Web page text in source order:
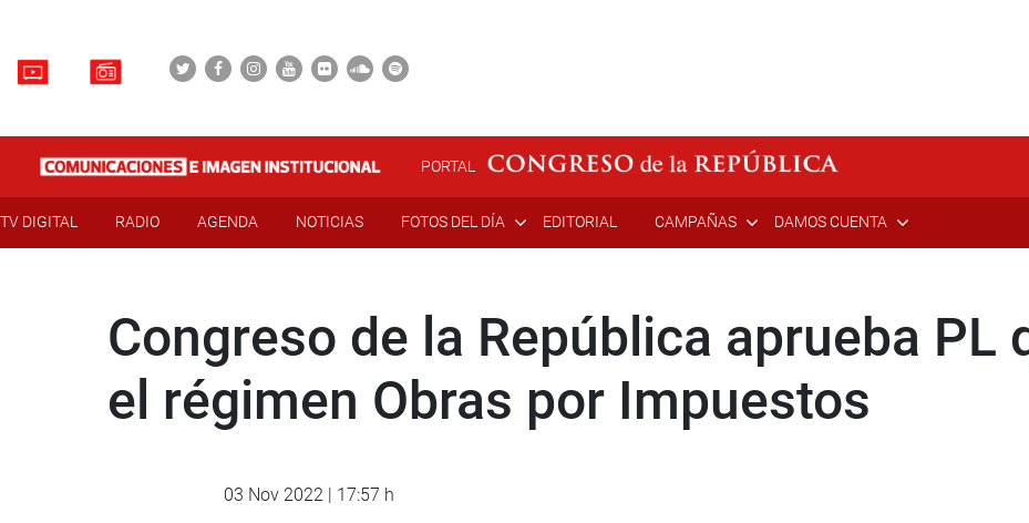
PORTAL
TV DIGITAL RADIO AGENDA NOTICIAS FOTOS DEL DÍA EDITORIAL CAMPAÑAS DAMOS CUENTA
Congreso de la República aprueba PL
el régimen Obras por Impuestos
03 Nov 2022 | 17:57 h